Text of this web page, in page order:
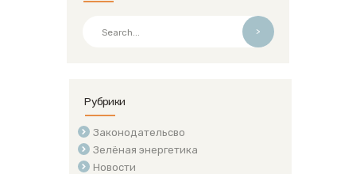
>
Рубрики
Законодательсво
Зелёная энергетика
Новости